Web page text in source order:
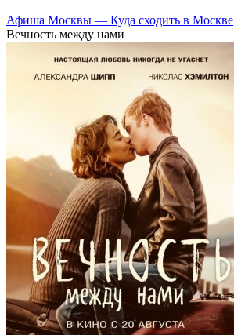
Афиша Москвы — Куда сходить в Москве
Вечность между нами